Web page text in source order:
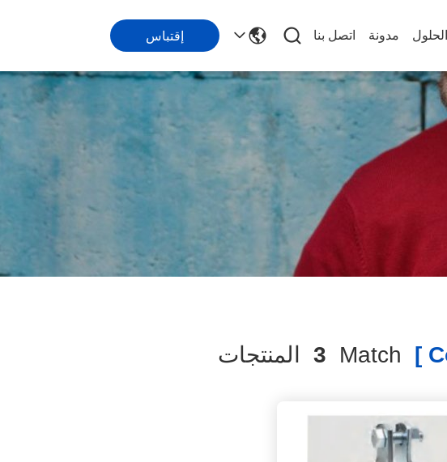
الحلول مدونة اتصل بنا إقتباس
3 المنتجات